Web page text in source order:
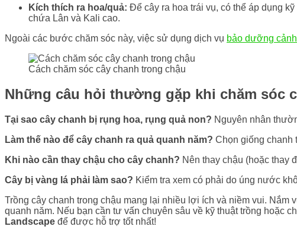
Kích thích ra hoa/quả: Để cây ra hoa trái vụ, có thể áp dụng
chứa Lân và Kali cao.
Ngoài các bước chăm sóc này, việc sử dụng dịch vụ bảo dưỡng
Cách chăm sóc cây chanh trong chậu
Những câu hỏi thường gặp khi chăm sóc
Tại sao cây chanh bị rụng hoa, rụng quả non? Nguyên nhân
Làm thế nào để cây chanh ra quả quanh năm? Chọn giống chanh
Khi nào cần thay chậu cho cây chanh? Nên thay chậu (hoặc thay
Cây bị vàng lá phải làm sao? Kiểm tra xem có phải do úng nước
Trồng cây chanh trong chậu mang lại nhiều lợi ích và niềm vui. Nắm
quanh năm. Nếu bạn cần tư vấn chuyên sâu về kỹ thuật trồng hoặc
Landscape để được hỗ trợ tốt nhất!